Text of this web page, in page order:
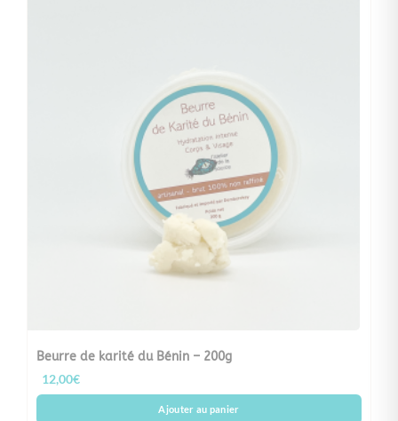
Beurre de karité du Bénin – 200g
12,00€
Ajouter au panier